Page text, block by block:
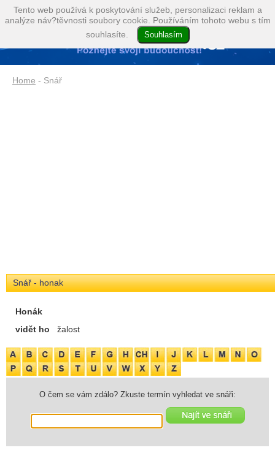
Home - Snář
Snář - honak
Honák
vidět ho
žalost
O čem se vám zdálo? Zkuste termín vyhledat ve snáři:
Tento web používá k poskytování služeb, personalizaci reklam a
analýze náv?těvnosti soubory cookie. Používáním tohoto webu s tím
souhlasíte.